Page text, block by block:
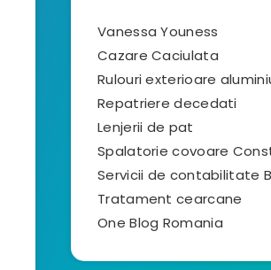
Vanessa Youness
Cazare Caciulata
Rulouri exterioare
Repatriere decedati
Lenjerii de pat
Spalatorie covoare
Servicii de contabilitate
Tratament cearcane
One Blog Romania